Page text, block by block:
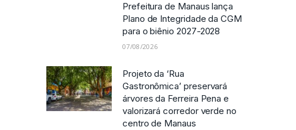
Prefeitura de Manaus lança
Plano de Integridade da CGM
para o biênio 2027-2028
07/08/2026
Projeto da ‘Rua
Gastronômica’ preservará
árvores da Ferreira Pena e
valorizará corredor verde no
centro de Manaus